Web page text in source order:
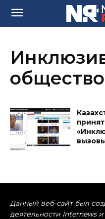
общество
Данный веб-сайт был
деятельности Internews